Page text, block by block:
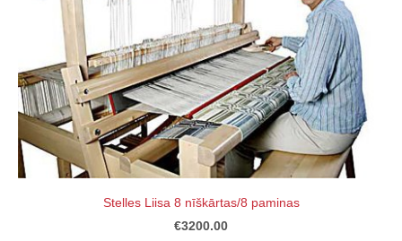
Stelles Liisa 8 nīškārtas/8 paminas
€3200.00